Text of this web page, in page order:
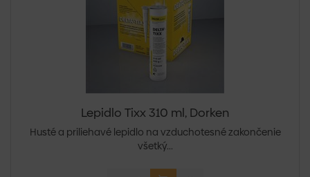
Lepidlo Tixx 310 ml, Dorken
Husté a priliehavé lepidlo na vzduchotesné zakončenie
všetký...